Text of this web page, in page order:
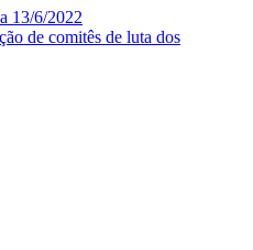
13/6/2022
de comitês de luta dos